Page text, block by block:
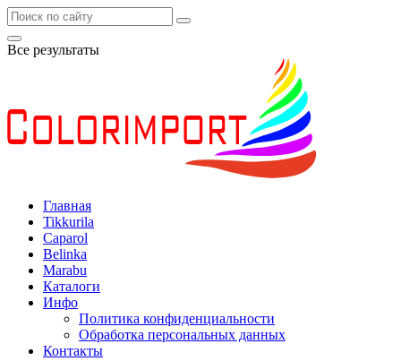
Все результаты
Главная
Tikkurila
Caparol
Belinka
Marabu
Каталоги
Инфо
Политика конфиденциальности
Обработка персональных данных
Контакты